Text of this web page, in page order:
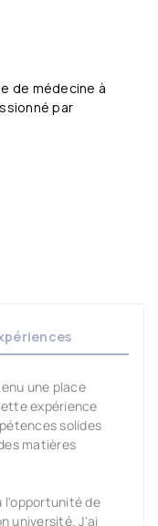
de médecine à
par
une place
expérience
solides
matières
l'opportunité de
université. J'ai